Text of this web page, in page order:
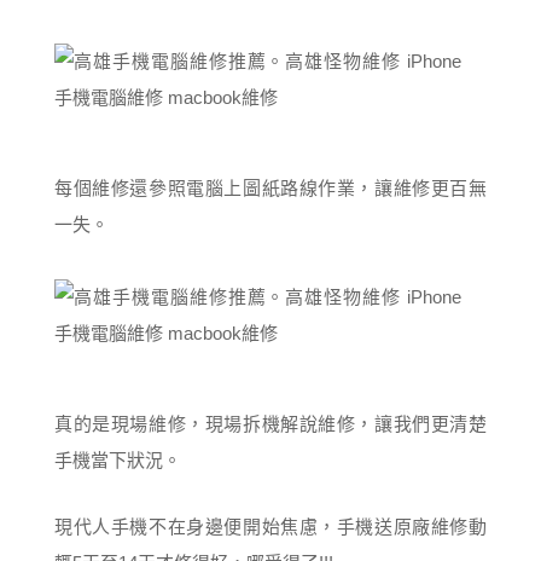
每個維修還參照電腦上圖紙路線作業，讓維修更百無
一失。
真的是現場維修，現場拆機解說維修，讓我們更清楚
手機當下狀況。
現代人手機不在身邊便開始焦慮，手機送原廠維修動